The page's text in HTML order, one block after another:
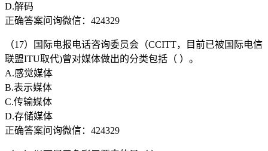
D.解码
正确答案问询微信：424329
（17）国际电报电话咨询委员会（CCITT，目前已被国际电信
联盟ITU取代)曾对媒体做出的分类包括（ ）。
A.感觉媒体
B.表示媒体
C.传输媒体
D.存储媒体
正确答案问询微信：424329